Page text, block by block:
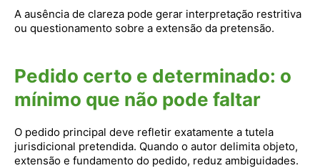
A ausência de clareza pode gerar interpretação restritiva
ou questionamento sobre a extensão da pretensão.
Pedido certo e determinado: o
mínimo que não pode faltar
O pedido principal deve refletir exatamente a tutela
jurisdicional pretendida. Quando o autor delimita objeto,
extensão e fundamento do pedido, reduz ambiguidades.